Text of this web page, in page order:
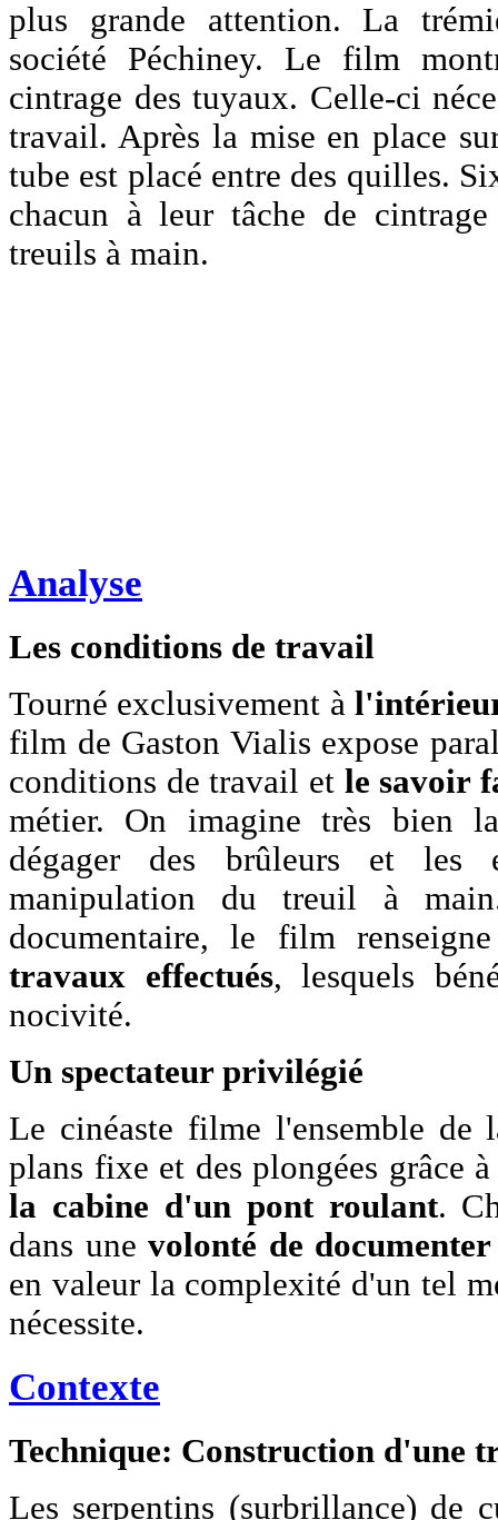
plus grande attention. La
société Péchiney. Le film
cintrage des tuyaux. Celle-ci
travail. Après la mise en place
tube est placé entre des quilles.
chacun à leur tâche de
treuils à main.
Analyse
Les conditions de travail
Tourné exclusivement à
film de Gaston Vialis expose
conditions de travail et le savoir
métier. On imagine très bien
dégager des brûleurs et les
manipulation du treuil à
documentaire, le film
travaux effectués, lesquels
nocivité.
Un spectateur privilégié
Le cinéaste filme l'ensemble de
plans fixe et des plongées grâce
la cabine d'un pont roulant.
dans unevolonté de documenter
en valeur la complexité d'un tel
nécessite.
Contexte
Technique: Construction d'une
Les serpentins (surbrillance) de